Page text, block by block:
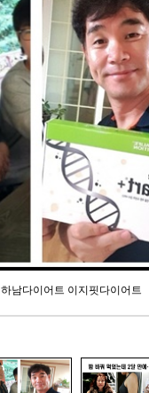
하남다이어트 이지핏다이어트